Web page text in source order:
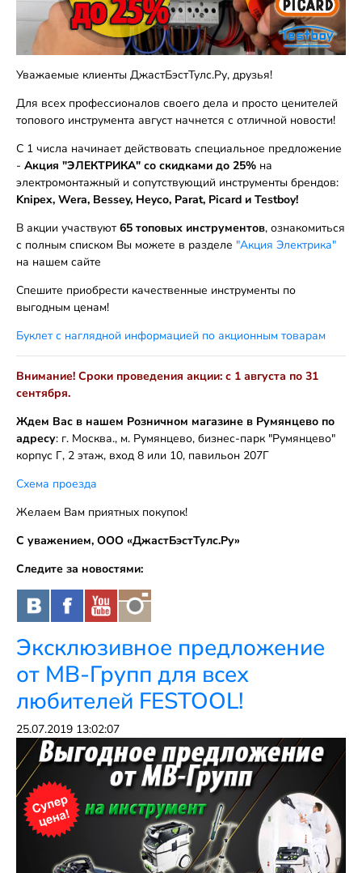
Уважаемые клиенты ДжастБэстТулс.Ру, друзья!
Для всех профессионалов своего дела и просто ценителей
топового инструмента август начнется с отличной новости!
С 1 числа начинает действовать специальное предложение
- Акция "ЭЛЕКТРИКА" со скидками до 25% на
электромонтажный и сопутствующий инструменты брендов:
Knipex, Wera, Bessey, Heyco, Parat, Picard и Testboy!
В акции участвуют65 топовых инструментов, ознакомиться
с полным списком Вы можете в разделе "Акция Электрика"
на нашем сайте
Спешите приобрести качественные инструменты по
выгодным ценам!
Буклет с наглядной информацией по акционным товарам
Внимание! Сроки проведения акции: с 1 августа по 31
сентября.
Ждем Вас в нашем Розничном магазине в Румянцево по
адресу: г. Москва., м. Румянцево, бизнес-парк "Румянцево"
корпус Г, 2 этаж, вход 8 или 10, павильон 207Г
Схема проезда
Желаем Вам приятных покупок!
С уважением, ООО «ДжастБэстТулс.Ру»
Следите за новостями:
Эксклюзивное предложение
от МВ-Групп для всех
любителей FESTOOL!
25.07.2019 13:02:07